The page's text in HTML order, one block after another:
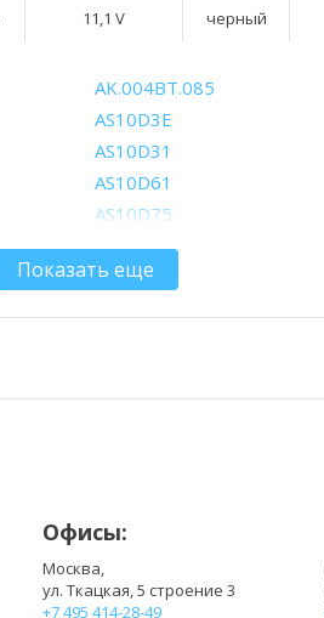
11,1 V черный
AK.004BT.085
AS10D3E
AS10D31
AS10D61
AS10D75
BT.00403.021
BT.00603.111
BT.00607.130
Показать еще
Офисы:
Москва,
ул. Ткацкая, 5 строение 3
+7 495 414-28-49